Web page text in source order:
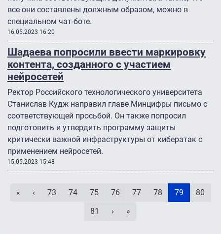
все они составлены должным образом, можно в
специальном чат-боте.
16.05.2023 16:20
Шадаева попросили ввести маркировку
контента, созданного с участием
нейросетей
Ректор Российского технологического университета
Станислав Кудж направил главе Минцифры письмо с
соответствующей просьбой. Он также попросил
подготовить и утвердить программу защиты
критически важной инфраструктуры от кибератак с
применением нейросетей.
15.05.2023 15:48
Первая страница
« Предыдущая страница
‹ Page
73 Page
74 Page
75 Page
76 Page
77 Page
78 Текущая
79 Page
80
Page
81 Следующая страница
› Последняя страница
»